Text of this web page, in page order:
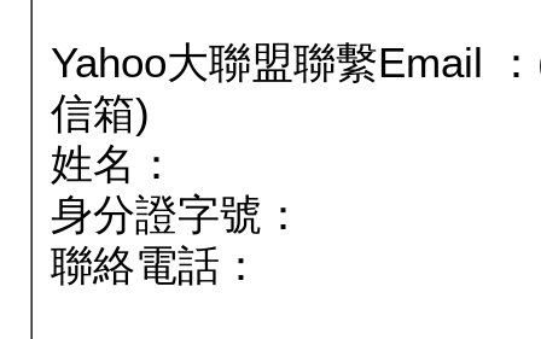
Yahoo大聯盟聯繫Email
信箱)
姓名：
身分證字號：
聯絡電話：